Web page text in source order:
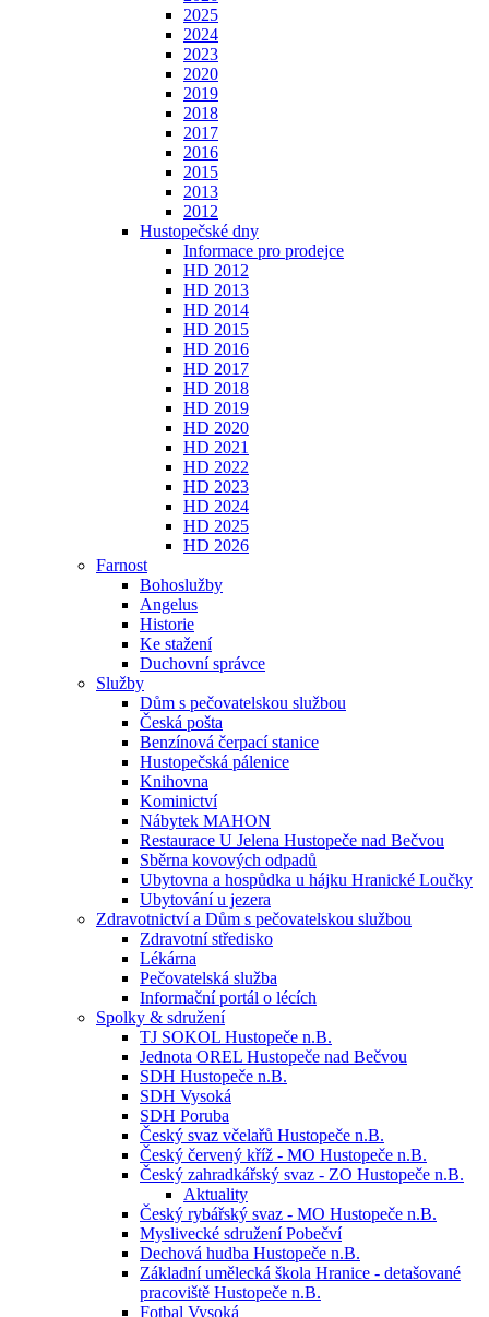
2025
2024
2023
2020
2019
2018
2017
2016
2015
2013
2012
Hustopečské dny
Informace pro prodejce
HD 2012
HD 2013
HD 2014
HD 2015
HD 2016
HD 2017
HD 2018
HD 2019
HD 2020
HD 2021
HD 2022
HD 2023
HD 2024
HD 2025
HD 2026
Farnost
Bohoslužby
Angelus
Historie
Ke stažení
Duchovní správce
Služby
Dům s pečovatelskou službou
Česká pošta
Benzínová čerpací stanice
Hustopečská pálenice
Knihovna
Kominictví
Nábytek MAHON
Restaurace U Jelena Hustopeče nad Bečvou
Sběrna kovových odpadů
Ubytovna a hospůdka u hájku Hranické Loučky
Ubytování u jezera
Zdravotnictví a Dům s pečovatelskou službou
Zdravotní středisko
Lékárna
Pečovatelská služba
Informační portál o lécích
Spolky & sdružení
TJ SOKOL Hustopeče n.B.
Jednota OREL Hustopeče nad Bečvou
SDH Hustopeče n.B.
SDH Vysoká
SDH Poruba
Český svaz včelařů Hustopeče n.B.
Český červený kříž - MO Hustopeče n.B.
Český zahradkářský svaz - ZO Hustopeče n.B.
Aktuality
Český rybářský svaz - MO Hustopeče n.B.
Myslivecké sdružení Pobečví
Dechová hudba Hustopeče n.B.
Základní umělecká škola Hranice - detašované
pracoviště Hustopeče n.B.
Fotbal Vysoká